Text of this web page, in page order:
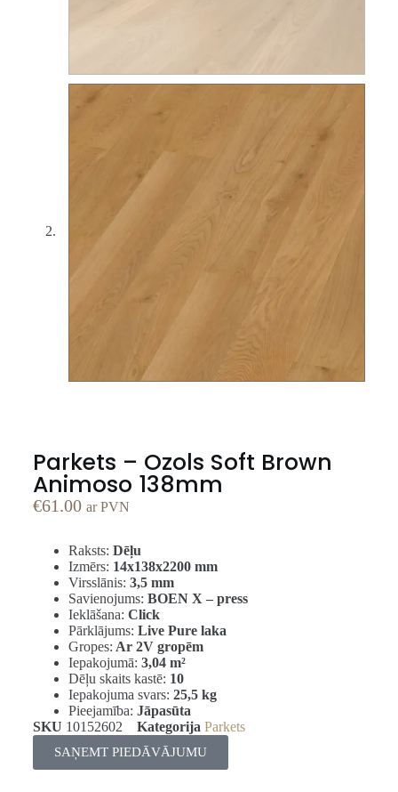
Parkets – Ozols Soft Brown
Animoso 138mm
€61.00 ar PVN
Raksts: Dēļu
Izmērs: 14x138x2200 mm
Virsslānis: 3,5 mm
Savienojums: BOEN X – press
Ieklāšana: Click
Pārklājums: Live Pure laka
Gropes: Ar 2V gropēm
Iepakojumā: 3,04 m²
Dēļu skaits kastē: 10
Iepakojuma svars: 25,5 kg
Pieejamība: Jāpasūta
SKU 10152602 Kategorija Parkets
SAŅEMT PIEDĀVĀJUMU